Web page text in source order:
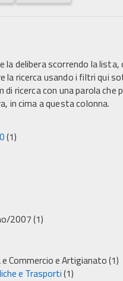
la delibera scorrendo la lista,
la ricerca usando i filtri qui
di ricerca con una parola che
in cima a questa colonna.
(1)
2007(1)
Commercio e Artigianato(1)
e Trasporti(1)